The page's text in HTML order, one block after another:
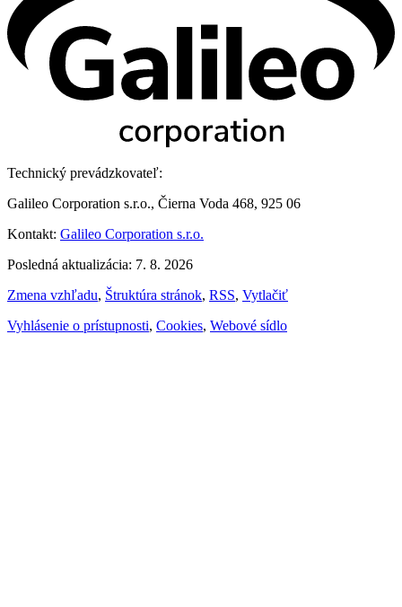
Technický prevádzkovateľ:
Galileo Corporation s.r.o., Čierna Voda 468, 925 06
Kontakt: Galileo Corporation s.r.o.
Posledná aktualizácia: 7. 8. 2026
Zmena vzhľadu, Štruktúra stránok, RSS, Vytlačiť
Vyhlásenie o prístupnosti, Cookies, Webové sídlo